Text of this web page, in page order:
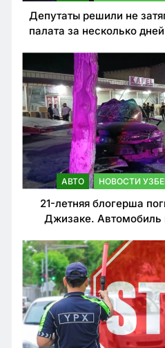
Депутаты решили не
палата за несколько
нарушителей
АВТО НОВОСТИ
21-летняя блогерша
Джизаке. Автомобиль